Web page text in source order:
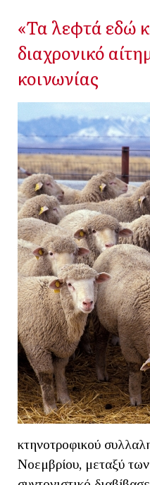
«Τα λεφτά εδώ
διαχρονικό
κοινωνίας
κτηνοτροφικού
Νοεμβρίου, μεταξύ